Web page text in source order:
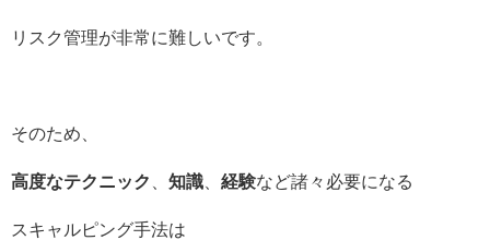
リスク管理が非常に難しいです。
そのため、
高度なテクニック 知識 経験など諸々必要になる
スキャルピング手法は